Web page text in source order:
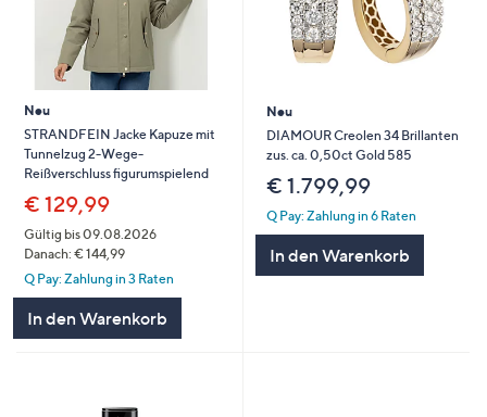
Neu
STRANDFEIN Jacke Kapuze mit
Tunnelzug 2-Wege-
Reißverschluss figurumspielend
€ 129,99
Gültig bis 09.08.2026
Danach: € 144,99
Q Pay: Zahlung in 3 Raten
In den Warenkorb
Neu
DIAMOUR Creolen 34 Brillanten
zus. ca. 0,50ct Gold 585
€ 1.799,99
Q Pay: Zahlung in 6 Raten
In den Warenkorb